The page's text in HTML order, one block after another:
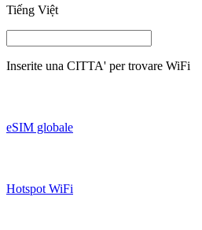
Tiếng Việt
Inserite una CITTA' per trovare WiFi
eSIM globale
Hotspot WiFi